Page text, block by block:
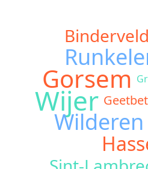
Binderveld
Gorsem
Wijer
Wilderen